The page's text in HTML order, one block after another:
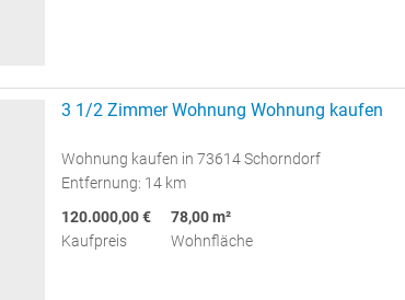
3 1/2 Zimmer Wohnung Wohnung kaufen
Wohnung kaufen in 73614 Schorndorf
Entfernung: 14 km
120.000,00 €
Kaufpreis
78,00 m²
Wohnfläche